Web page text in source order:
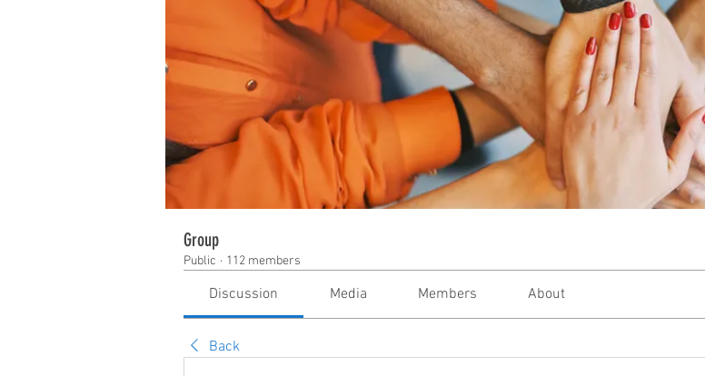
Group
Public · 112 members
Discussion Media Members About
Back